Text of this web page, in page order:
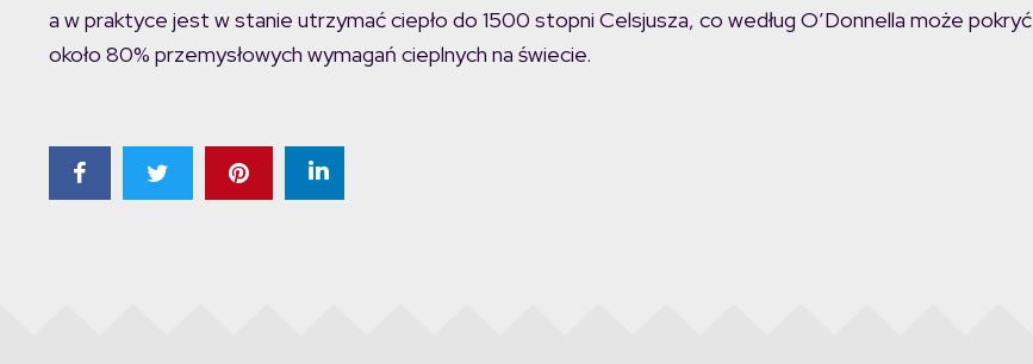
a w praktyce jest w stanie utrzymać ciepło do 1500 stopni Celsjusza, co według O’Donnella może pokryć
około 80% przemysłowych wymagań cieplnych na świecie.